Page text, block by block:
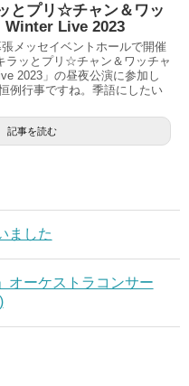
とプリ☆チャン＆ワッ
Live 2023
メッセイベントホールで開催
ラッとプリ☆チャン＆ワッチャ
2023」の昼夜公演に参加し
例行事ですね。季語にしたい
記事を読む
ました
オーケストラコンサー